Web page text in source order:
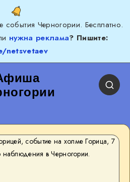
Черногории. Бесплатно.
нужна реклама? Пишите:
netsvetaev